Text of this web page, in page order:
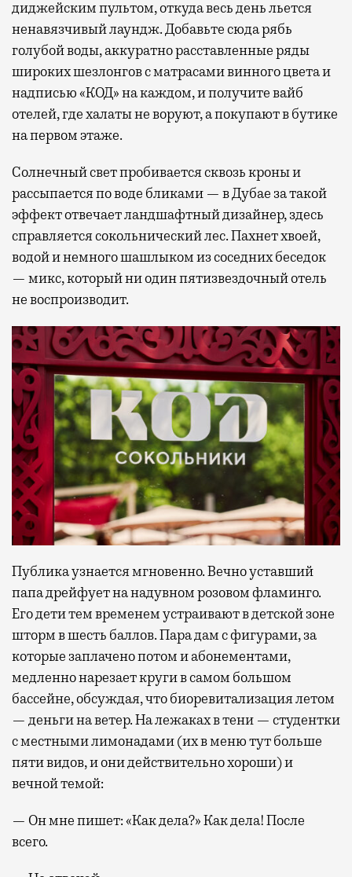
диджейским пультом, откуда весь день льется
ненавязчивый лаундж. Добавьте сюда рябь
голубой воды, аккуратно расставленные ряды
широких шезлонгов с матрасами винного цвета и
надписью «КОД» на каждом, и получите вайб
отелей, где халаты не воруют, а покупают в бутике
на первом этаже.
Солнечный свет пробивается сквозь кроны и
рассыпается по воде бликами — в Дубае за такой
эффект отвечает ландшафтный дизайнер, здесь
справляется сокольнический лес. Пахнет хвоей,
водой и немного шашлыком из соседних беседок
— микс, который ни один пятизвездочный отель
не воспроизводит.
Публика узнается мгновенно. Вечно уставший
папа дрейфует на надувном розовом фламинго.
Его дети тем временем устраивают в детской зоне
шторм в шесть баллов. Пара дам с фигурами, за
которые заплачено потом и абонементами,
медленно нарезает круги в самом большом
бассейне, обсуждая, что биоревитализация летом
— деньги на ветер. На лежаках в тени — студентки
с местными лимонадами (их в меню тут больше
пяти видов, и они действительно хороши) и
вечной темой:
— Он мне пишет: «Как дела?» Как дела! После
всего.